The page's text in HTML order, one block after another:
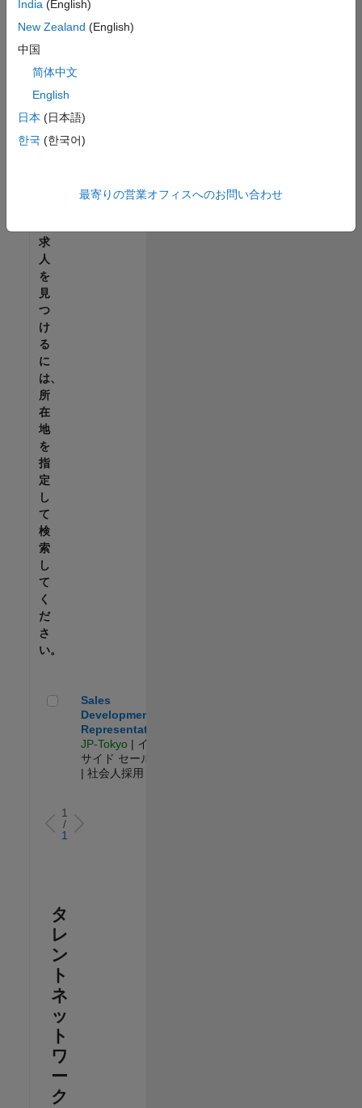
ま
せ
ご
希
望
地
域
求
人
を
見
つ
け
る
に
は、
所
在
地
を
指
定
し
て
検
索
し
て
く
だ
さ
い。
Sales Development Representative
Sales
Development
Representative
JP-Tokyo | イン
サイド セールス
| 社会人採用
1
/
1
タ
レ
ン
ト
ネ
ッ
ト
ワ
ー
ク
India (English)
New Zealand (English)
中国
简体中文
English
日本 (日本語)
한국 (한국어)
最寄りの営業オフィスへのお問い合わせ